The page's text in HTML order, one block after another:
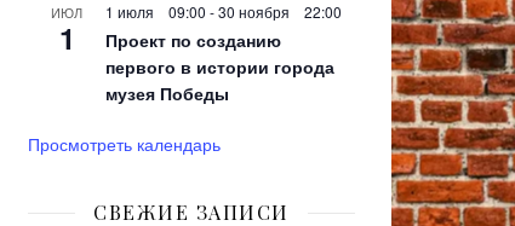
ИЮЛ
1
1 июля 09:00 -30 ноября 22:00
Проект по созданию
первого в истории города
музея Победы
Просмотреть календарь
СВЕЖИЕ ЗАПИСИ